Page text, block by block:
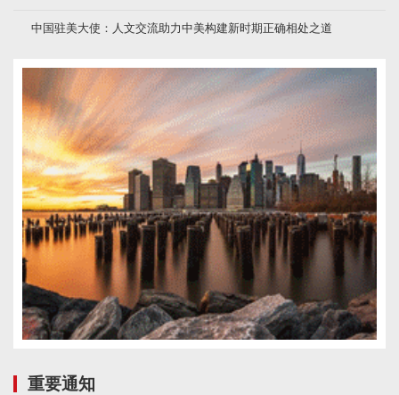
中国驻美大使：人文交流助力中美构建新时期正确相处之道
重要通知